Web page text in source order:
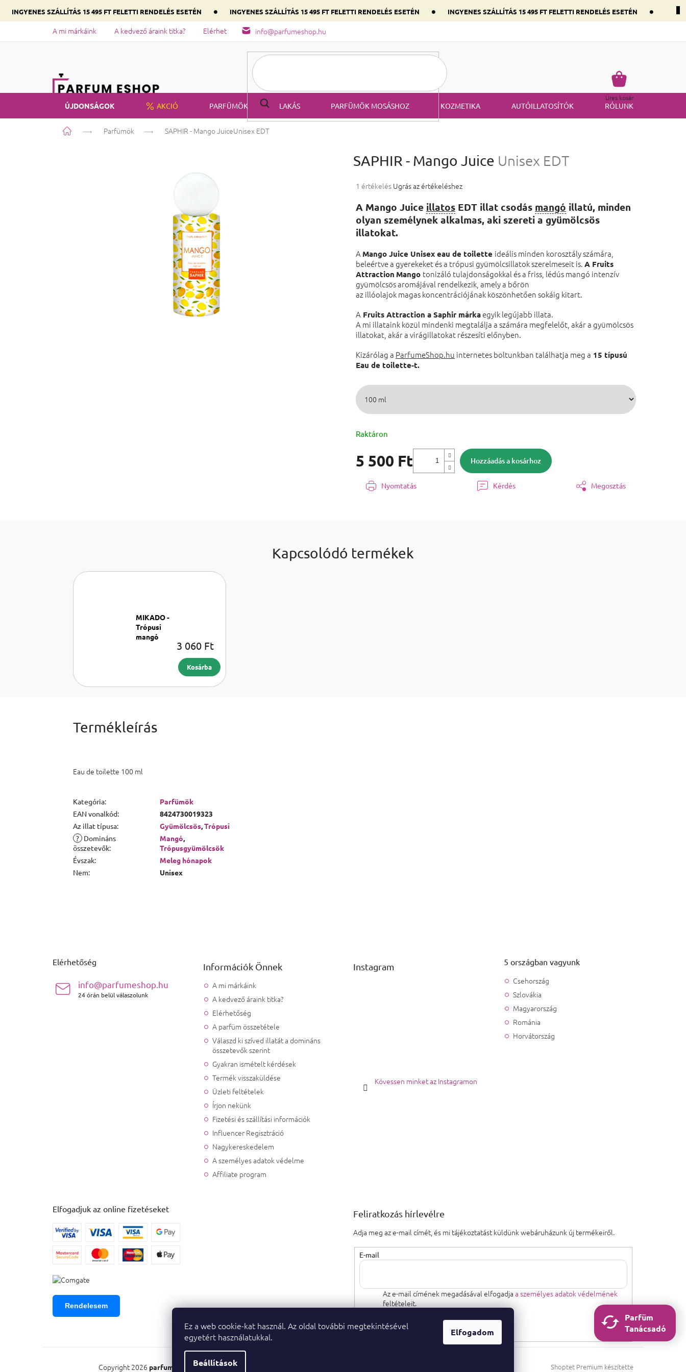
Ez a web cookie-kat használ. Az oldal további megtekintésével
egyetért használatukkal.
Beállítások
Elfogadom
INGYENES SZÁLLÍTÁS 15 495 FT FELETTI RENDELÉS ESETÉN • INGYENES SZÁLLÍTÁS 15 495 FT FELETTI RENDELÉS ESETÉN • INGYENES SZÁLLÍTÁS 15 495 FT FELETTI RENDELÉS ESETÉN •
info@parfumeshop.hu
A mi márkáink A kedvező áraink titka? Elérhetőség A parfüm összetétele
Kosár
Üres kosár
ÚJDONSÁGOK AKCIÓ PARFÜMÖK LAKÁS PARFÜMÖK MOSÁSHOZ KOZMETIKA AUTÓILLATOSÍTÓK RÓLUNK
Kezdőlap Parfümök SAPHIR - Mango JuiceUnisex EDT
SAPHIR - Mango Juice Unisex EDT
A termék átlagos értékelése 5-ből 3,0 csillag.
1 értékelés Ugrás az értékeléshez
5 500 Ft
Raktáron
Hozzáadás a kosárhoz
A Mango Juice illatos EDT illat csodás mangó illatú, minden
olyan személynek alkalmas, aki szereti a gyümölcsös
illatokat.
A Mango Juice Unisex eau de toilette ideális minden korosztály számára,
beleértve a gyerekeket és a trópusi gyümölcsillatok szerelmeseit is. A Fruits
Attraction Mango tonizáló tulajdonságokkal és a friss, lédús mangó intenzív
gyümölcsös aromájával rendelkezik, amely a bőrön
az illóolajok magas koncentrációjának köszönhetően sokáig kitart.
A Fruits Attraction a Saphir márkaegyik legújabb illata.
A mi illataink közül mindenki megtalálja a számára megfelelőt, akár a gyümölcsös
illatokat, akár a virágillatokat részesíti előnyben.
Kizárólag a ParfumeShop.hu internetes boltunkban találhatja meg a 15 típusú
Eau de toilette-t.
Nyomtatás Kérdés Megosztás
Kapcsolódó termékek
MIKADO -
Trópusi
mangó
3 060 Ft
Kosárba
Eau de toilette 100 ml
Kategória:
Parfümök
EAN vonalkód:
8424730019323
Az illat típusa: Gyümölcsös,Trópusi
? Domináns
összetevők:
Mangó,
Trópusgyümölcsök
Évszak:
Meleg hónapok
Nem: Unisex
Elérhetőség
info@parfumeshop.hu
24 órán belül válaszolunk
Információk Önnek
A mi márkáink
A kedvező áraink titka?
Elérhetőség
A parfüm összetétele
Válaszd ki szíved illatát a domináns
összetevők szerint
Gyakran ismételt kérdések
Termék visszaküldése
Üzleti feltételek
Írjon nekünk
Fizetési és szállítási információk
Influencer Regisztráció
Nagykereskedelem
A személyes adatok védelme
Affiliate program
Instagram
Kövessen minket az Instagramon
5 országban vagyunk
Csehország
Szlovákia
Magyarország
Románia
Horvátország
Elfogadjuk az online fizetéseket
Rendelesem
Feliratkozás hírlevélre
Adja meg az e-mail címét, és mi tájékoztatást küldünk webáruházunk új termékeiről.
E-mail
Az e-mail címének megadásával elfogadja a személyes adatok védelmének
feltételeit.
FELIRATKOZÁS
Shoptet Premium készítette
Copyright 2026 parfumeshop.hu. Minden jog fenntartva.
Parfüm
Tanácsadó